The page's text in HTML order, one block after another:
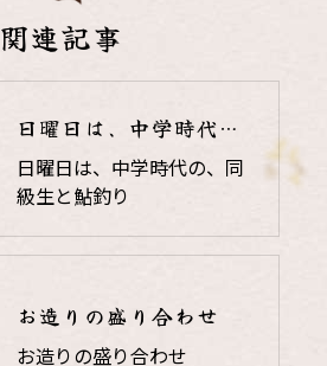
関連記事
日曜日は、中学時代の、同級生と鮎釣り
日曜日は、中学時代の、同
級生と鮎釣り
お造りの盛り合わせ
お造りの盛り合わせ